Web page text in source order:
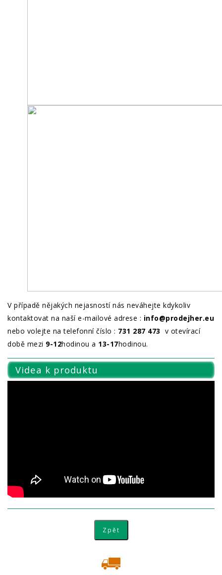
V případě nějakých nejasností nás neváhejte kdykoliv
kontaktovat na naší e-mailové adrese : info@prodejher.eu
nebo volejte na telefonní číslo : 731 287 473 v otevírací
době mezi 9-12hodinou a 13-17hodinou.
Videa k produktu